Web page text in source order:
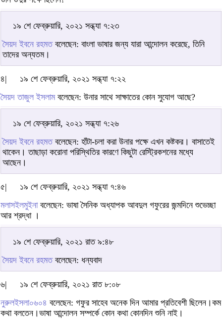
১৯ শে ফেব্রুয়ারি, ২০২১ সন্ধ্যা ৭:২৩
সৈয়দ ইবনে রহমতবলেছেন: বাংলা ভাষার জন্য যারা আন্দোলন করেছে, তিনি
তাদের অন্যতম।
৪|
১৯ শে ফেব্রুয়ারি, ২০২১ সন্ধ্যা ৭:২২
সৈয়দ তাজুল ইসলামবলেছেন: উনার সাথে সাক্ষাতের কোন সুযোগ আছে?
১৯ শে ফেব্রুয়ারি, ২০২১ সন্ধ্যা ৭:২৬
সৈয়দ ইবনে রহমতবলেছেন: হাঁটা-চলা করা উনার পক্ষে এখন কষ্টকর। বাসাতেই
থাকেন। তাছাড়া করোনা পরিস্থিতির কারণে কিছুটা রেস্ট্রিকশনের মধ্যে
আছেন।
৫|
১৯ শে ফেব্রুয়ারি, ২০২১ সন্ধ্যা ৭:৪৬
মলাসইলমুইনাবলেছেন: ভাষা সৈনিক অধ্যাপক আবদুল গফুরের জন্মদিনে শুভেচ্ছা
আর শ্রদ্ধা ।
১৯ শে ফেব্রুয়ারি, ২০২১ রাত ৯:৪৮
সৈয়দ ইবনে রহমতবলেছেন: ধন্যবাদ
৬|
১৯ শে ফেব্রুয়ারি, ২০২১ রাত ৮:০৮
নুরুলইসলা০৬০৪ বলেছেন: গফুর সাহেব অনেক দিন আমার প্রতিবেশী ছিলেন।কম
কথা বলতেন।ভাষা আন্দোলন সম্পর্কে কোন কথা কোনদিন শুনি নাই।